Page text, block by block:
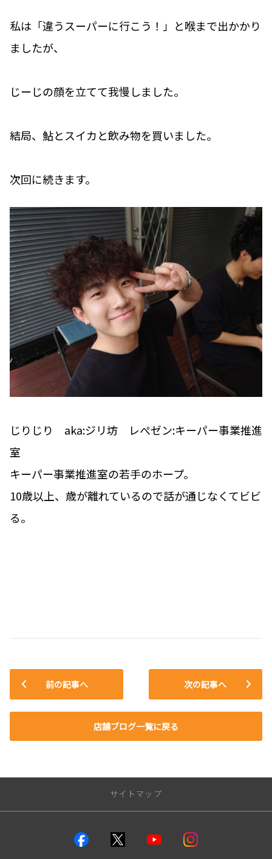
私は「違うスーパーに行こう！」と喉まで出かかり
ましたが、
じーじの顔を立てて我慢しました。
結局、鮎とスイカと飲み物を買いました。
次回に続きます。
じりじり aka:ジリ坊 レぺゼン:キーパー事業推進
室
キーパー事業推進室の若手のホープ。
10歳以上、歳が離れているので話が通じなくてビビ
る。
前の記事へ
店舗ブログ一覧に戻る
次の記事へ
サイトマップ